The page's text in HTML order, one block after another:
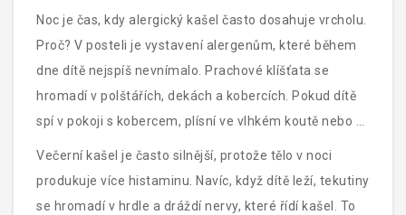
Noc je čas, kdy alergický kašel často dosahuje vrcholu.
Proč? V posteli je vystavení alergenům, které během
dne dítě nejspíš nevnímalo. Prachové klíšťata se
hromadí v polštářích, dekách a kobercích. Pokud dítě
spí v pokoji s kobercem, plísní ve vlhkém koutě nebo s
kočkou, která leží na posteli, může být vystaveno
koncentrovanému množství alergenů.
Večerní kašel je často silnější, protože tělo v noci
produkuje více histaminu. Navíc, když dítě leží, tekutiny
se hromadí v hrdle a dráždí nervy, které řídí kašel. To